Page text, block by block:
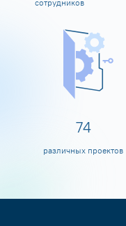
сотрудников
80
различных проектов